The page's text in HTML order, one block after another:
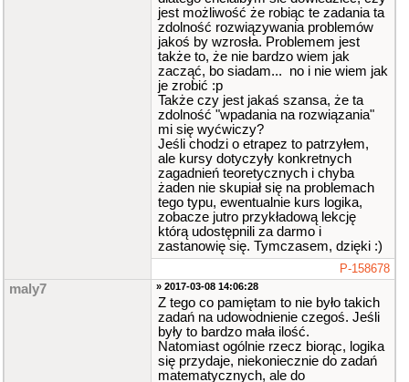
jest możliwość że robiąc te zadania ta
zdolność rozwiązywania problemów
jakoś by wzrosła. Problemem jest
także to, że nie bardzo wiem jak
zacząć, bo siadam... no i nie wiem jak
je zrobić :p
Także czy jest jakaś szansa, że ta
zdolność "wpadania na rozwiązania"
mi się wyćwiczy?
Jeśli chodzi o etrapez to patrzyłem,
ale kursy dotyczyły konkretnych
zagadnień teoretycznych i chyba
żaden nie skupiał się na problemach
tego typu, ewentualnie kurs logika,
zobacze jutro przykładową lekcję
którą udostępnili za darmo i
zastanowię się. Tymczasem, dzięki :)
P-158678
maly7 » 2017-03-08 14:06:28
Z tego co pamiętam to nie było takich
zadań na udowodnienie czegoś. Jeśli
były to bardzo mała ilość.
Natomiast ogólnie rzecz biorąc, logika
się przydaje, niekoniecznie do zadań
matematycznych, ale do